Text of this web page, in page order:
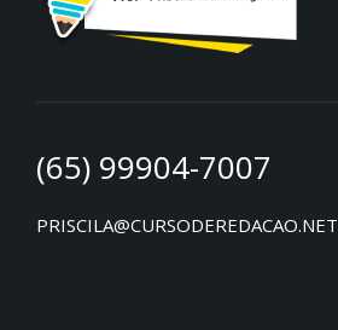
(65) 99904-7007
PRISCILA@CURSODEREDACAO.NET